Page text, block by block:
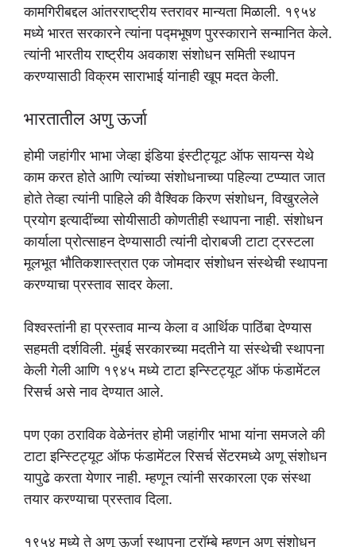
कामगिरीबद्दल आंतरराष्ट्रीय स्तरावर मान्यता मिळाली. १९५४
मध्ये भारत सरकारने त्यांना पद्मभूषण पुरस्काराने सन्मानित केले.
त्यांनी भारतीय राष्ट्रीय अवकाश संशोधन समिती स्थापन
करण्यासाठी विक्रम साराभाई यांनाही खूप मदत केली.
भारतातील अणु ऊर्जा
होमी जहांगीर भाभा जेव्हा इंडिया इंस्टीट्यूट ऑफ सायन्स येथे
काम करत होते आणि त्यांच्या संशोधनाच्या पहिल्या टप्प्यात जात
होते तेव्हा त्यांनी पाहिले की वैश्विक किरण संशोधन, विखुरलेले
प्रयोग इत्यादींच्या सोयीसाठी कोणतीही स्थापना नाही. संशोधन
कार्याला प्रोत्साहन देण्यासाठी त्यांनी दोराबजी टाटा ट्रस्टला
मूलभूत भौतिकशास्त्रात एक जोमदार संशोधन संस्थेची स्थापना
करण्याचा प्रस्ताव सादर केला.
विश्वस्तांनी हा प्रस्ताव मान्य केला व आर्थिक पाठिंबा देण्यास
सहमती दर्शविली. मुंबई सरकारच्या मदतीने या संस्थेची स्थापना
केली गेली आणि १९४५ मध्ये टाटा इन्स्टिट्यूट ऑफ फंडामेंटल
रिसर्च असे नाव देण्यात आले.
पण एका ठराविक वेळेनंतर होमी जहांगीर भाभा यांना समजले की
टाटा इन्स्टिट्यूट ऑफ फंडामेंटल रिसर्च सेंटरमध्ये अणू संशोधन
यापुढे करता येणार नाही. म्हणून त्यांनी सरकारला एक संस्था
तयार करण्याचा प्रस्ताव दिला.
१९५४ मध्ये ते अणू ऊर्जा स्थापना ट्रॉम्बे म्हणून अणू संशोधन